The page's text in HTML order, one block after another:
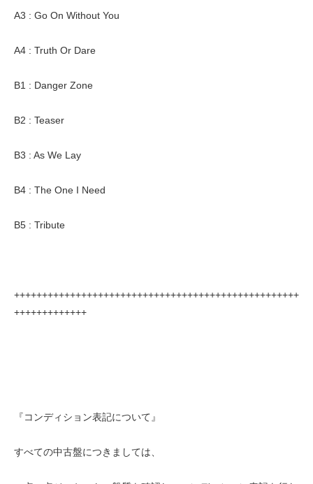
A3 : Go On Without You
A4 : Truth Or Dare
B1 : Danger Zone
B2 : Teaser
B3 : As We Lay
B4 : The One I Need
B5 : Tribute
+++++++++++++++++++++++++++++++++++++++++++++++++++
+++++++++++++
『コンディション表記について』
すべての中古盤につきましては、